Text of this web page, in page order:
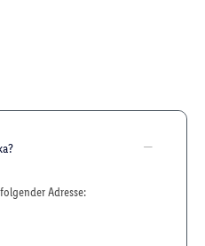
Adresse: